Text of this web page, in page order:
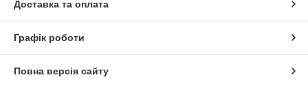
Доставка та оплата
Графік роботи
Повна версія сайту